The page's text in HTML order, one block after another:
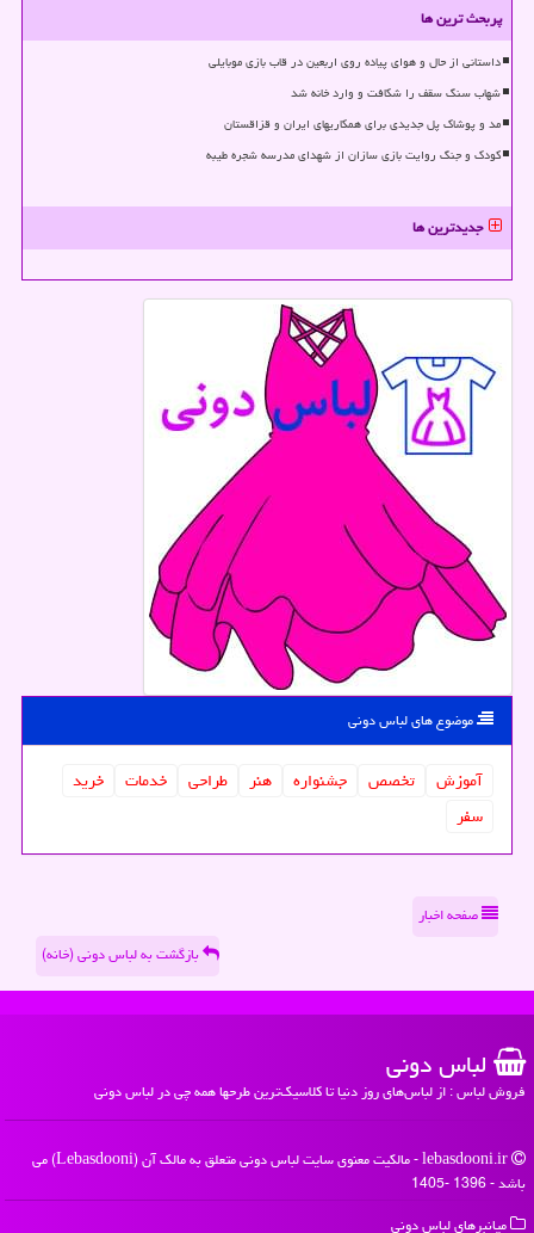
پربحث ترین ها
داستانی از حال و هوای پیاده روی اربعین در قاب بازی موبایلی
شهاب سنگ سقف را شکافت و وارد خانه شد
مد و پوشاک پل جدیدی برای همکاریهای ایران و قزاقستان
کودک و جنگ روایت بازی سازان از شهدای مدرسه شجره طیبه
جدیدترین ها
موضوع های لباس دونی
آموزش تخصص جشنواره هنر طراحی خدمات
خرید
سفر
صفحه اخبار
بازگشت به لباس دونی (خانه)
لباس دونی
فروش لباس : از لباس‌های روز دنیا تا کلاسیک‌ترین طرحها همه چی در لباس دونی
lebasdooni.ir - مالکیت معنوی سایت لباس دونی متعلق به مالک آن (Lebasdooni) می
باشد - 1396 -1405
میانبرهای لباس دونی